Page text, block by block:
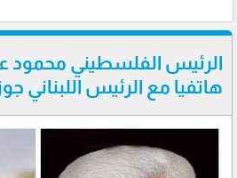
الرئيس الفلسطيني محمود
هاتفيا مع الرئيس اللبناني